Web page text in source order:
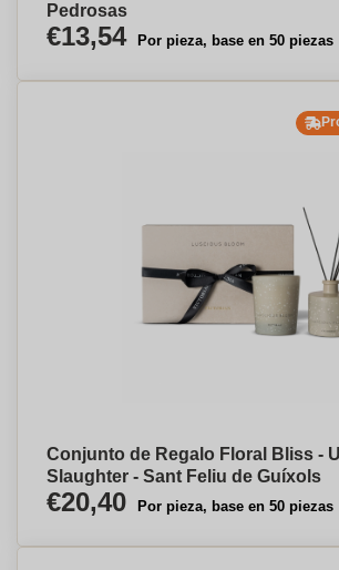
Pedrosas
€13,54 Por pieza, base en 50 piezas
Conjunto de Regalo Floral Bliss -
Slaughter - Sant Feliu de Guíxols
€20,40 Por pieza, base en 50 piezas